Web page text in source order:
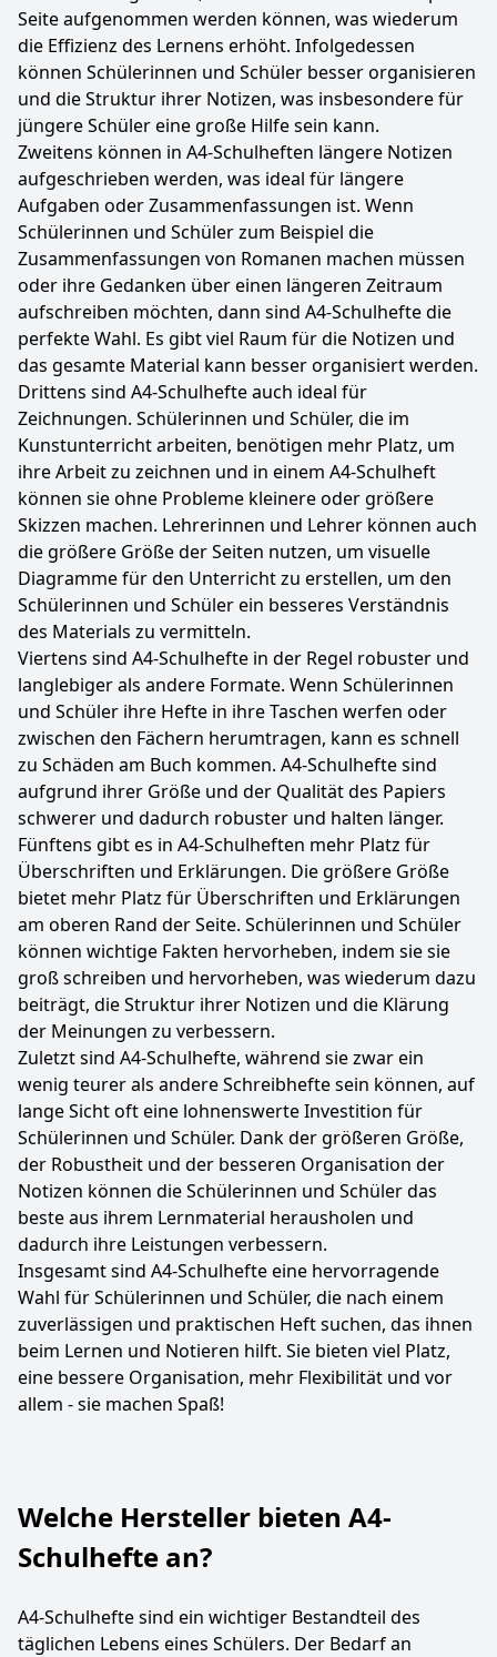
Seite aufgenommen werden können, was wiederum
die Effizienz des Lernens erhöht. Infolgedessen
können Schülerinnen und Schüler besser organisieren
und die Struktur ihrer Notizen, was insbesondere für
jüngere Schüler eine große Hilfe sein kann.
Zweitens können in A4-Schulheften längere Notizen
aufgeschrieben werden, was ideal für längere
Aufgaben oder Zusammenfassungen ist. Wenn
Schülerinnen und Schüler zum Beispiel die
Zusammenfassungen von Romanen machen müssen
oder ihre Gedanken über einen längeren Zeitraum
aufschreiben möchten, dann sind A4-Schulhefte die
perfekte Wahl. Es gibt viel Raum für die Notizen und
das gesamte Material kann besser organisiert werden.
Drittens sind A4-Schulhefte auch ideal für
Zeichnungen. Schülerinnen und Schüler, die im
Kunstunterricht arbeiten, benötigen mehr Platz, um
ihre Arbeit zu zeichnen und in einem A4-Schulheft
können sie ohne Probleme kleinere oder größere
Skizzen machen. Lehrerinnen und Lehrer können auch
die größere Größe der Seiten nutzen, um visuelle
Diagramme für den Unterricht zu erstellen, um den
Schülerinnen und Schüler ein besseres Verständnis
des Materials zu vermitteln.
Viertens sind A4-Schulhefte in der Regel robuster und
langlebiger als andere Formate. Wenn Schülerinnen
und Schüler ihre Hefte in ihre Taschen werfen oder
zwischen den Fächern herumtragen, kann es schnell
zu Schäden am Buch kommen. A4-Schulhefte sind
aufgrund ihrer Größe und der Qualität des Papiers
schwerer und dadurch robuster und halten länger.
Fünftens gibt es in A4-Schulheften mehr Platz für
Überschriften und Erklärungen. Die größere Größe
bietet mehr Platz für Überschriften und Erklärungen
am oberen Rand der Seite. Schülerinnen und Schüler
können wichtige Fakten hervorheben, indem sie sie
groß schreiben und hervorheben, was wiederum dazu
beiträgt, die Struktur ihrer Notizen und die Klärung
der Meinungen zu verbessern.
Zuletzt sind A4-Schulhefte, während sie zwar ein
wenig teurer als andere Schreibhefte sein können, auf
lange Sicht oft eine lohnenswerte Investition für
Schülerinnen und Schüler. Dank der größeren Größe,
der Robustheit und der besseren Organisation der
Notizen können die Schülerinnen und Schüler das
beste aus ihrem Lernmaterial herausholen und
dadurch ihre Leistungen verbessern.
Insgesamt sind A4-Schulhefte eine hervorragende
Wahl für Schülerinnen und Schüler, die nach einem
zuverlässigen und praktischen Heft suchen, das ihnen
beim Lernen und Notieren hilft. Sie bieten viel Platz,
eine bessere Organisation, mehr Flexibilität und vor
allem - sie machen Spaß!
Welche Hersteller bieten A4-
Schulhefte an?
A4-Schulhefte sind ein wichtiger Bestandteil des
täglichen Lebens eines Schülers. Der Bedarf an